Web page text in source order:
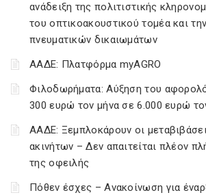
ανάδειξη της πολιτιστικής
του οπτικοακουστικού τομέα και
πνευματικών δικαιωμάτων
ΑΑΔΕ: Πλατφόρμα myAGRO
Φιλοδωρήματα: Αύξηση του
300 ευρώ τον μήνα σε 6.000 ευρώ
ΑΑΔΕ: Ξεμπλοκάρουν οι
ακινήτων – Δεν απαιτείται πλέον
της οφειλής
Πόθεν έσχες – Ανακοίνωση για